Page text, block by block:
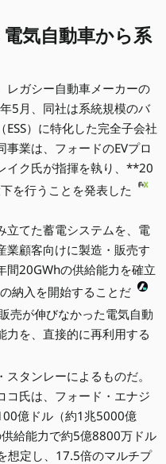
気自動車から系
レガシー自動車メーカーの
5月、同社は系統規模のバ
）に特化した完全子会社
事業は、フォードのEVプロ
イク氏が指揮を執り、**20
を行うことを発表した
立てた蓄電システムを、電
業顧客向けに製造・販売す
間20GWhの供給能力を確立
納入を開始することだ
売が伸びなかった電気自動
力を、直接的に再利用する
タンレーによるものだ。
コ氏は、フォード・エナジ
億ドル（約1兆5000億
給能力で約5億8800万ドル
想定し、17.5倍のマルチプ